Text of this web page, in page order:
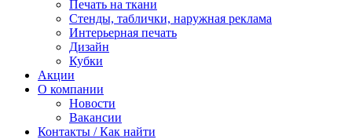
Печать на ткани
Стенды, таблички, наружная реклама
Интерьерная печать
Дизайн
Кубки
Акции
О компании
Новости
Вакансии
Контакты / Как найти